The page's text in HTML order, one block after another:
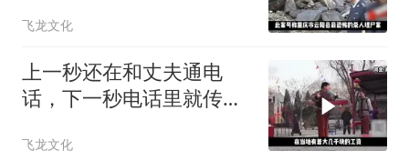
飞龙文化
上一秒还在和丈夫通电
话，下一秒电话里就传出
飞龙文化